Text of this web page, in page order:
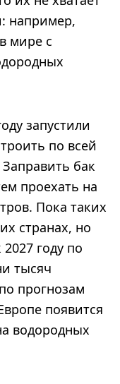
например,
мире с
запустили
по всей
бак
проехать на
Пока таких
странах, но
году по
тысяч
прогнозам
появится
водородных